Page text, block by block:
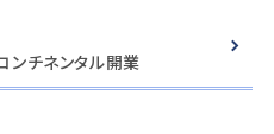
ンチネンタル開業